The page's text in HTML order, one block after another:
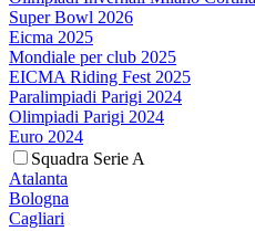
Super Bowl 2026
Eicma 2025
Mondiale per club 2025
EICMA Riding Fest 2025
Paralimpiadi Parigi 2024
Olimpiadi Parigi 2024
Euro 2024
Squadra Serie A
Atalanta
Bologna
Cagliari